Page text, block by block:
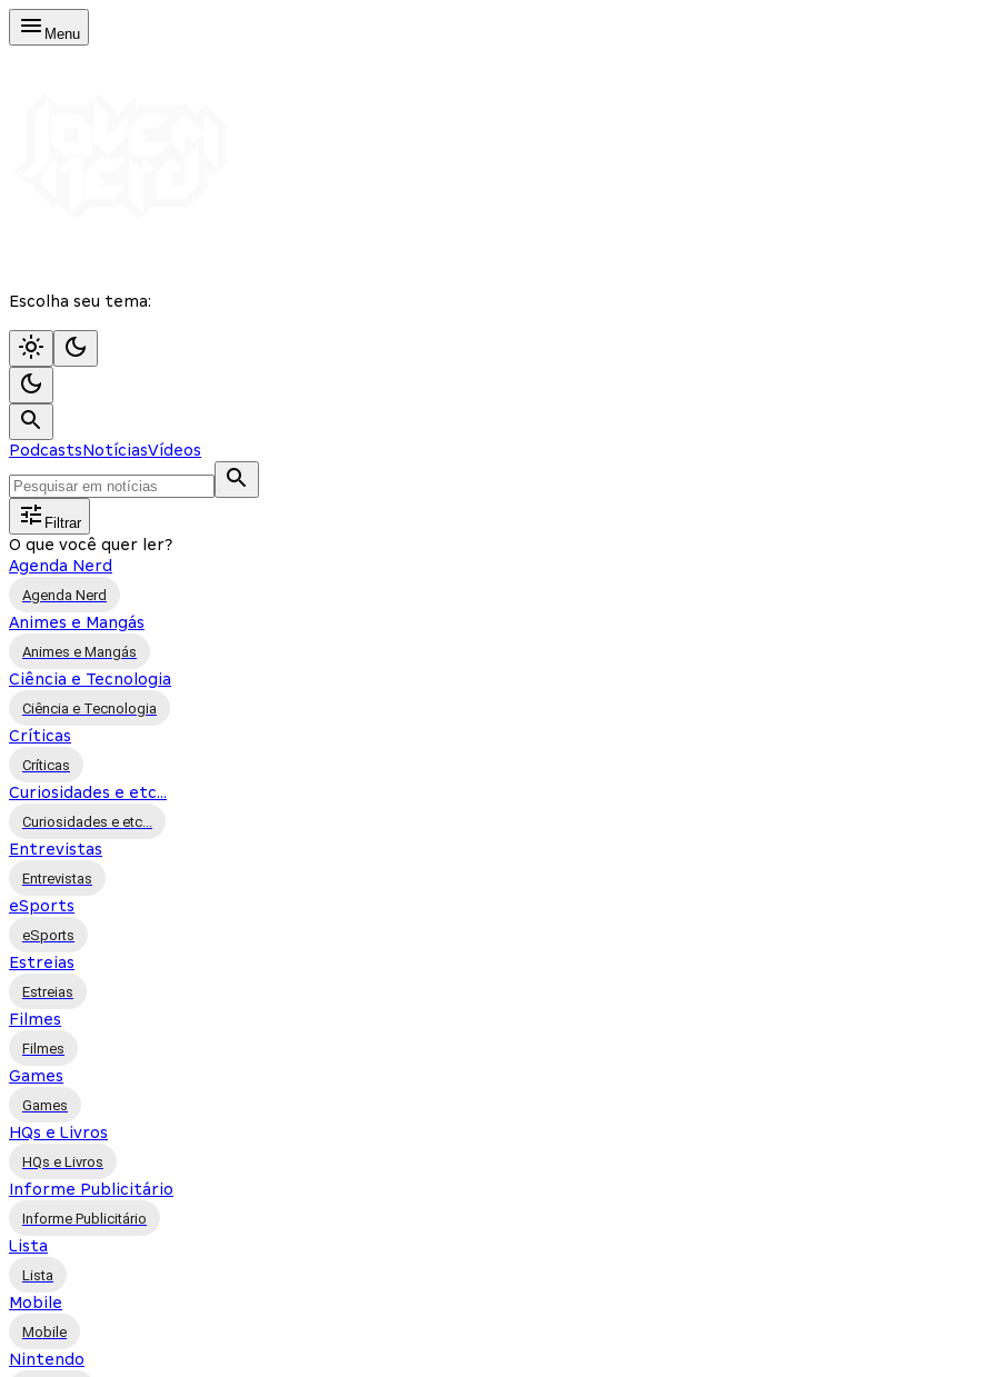
Menu
Escolha seu tema:
PodcastsNotíciasVídeos
Filtrar
O que você quer ler?
Agenda Nerd
Agenda Nerd
Animes e Mangás
Animes e Mangás
Ciência e Tecnologia
Ciência e Tecnologia
Críticas
Críticas
Curiosidades e etc...
Curiosidades e etc...
Entrevistas
Entrevistas
eSports
eSports
Estreias
Estreias
Filmes
Filmes
Games
Games
HQs e Livros
HQs e Livros
Informe Publicitário
Informe Publicitário
Lista
Lista
Mobile
Mobile
Nintendo